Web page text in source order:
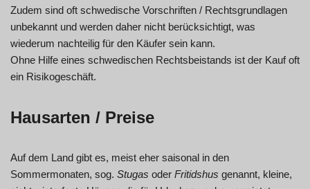
Zudem sind oft schwedische Vorschriften / Rechtsgrundlagen
unbekannt und werden daher nicht berücksichtigt, was
wiederum nachteilig für den Käufer sein kann.
Ohne Hilfe eines schwedischen Rechtsbeistands ist der Kauf oft
ein Risikogeschäft.
Hausarten / Preise
Auf dem Land gibt es, meist eher saisonal in den
Sommermonaten, sog. Stugas oder Fritidshus genannt, kleine,